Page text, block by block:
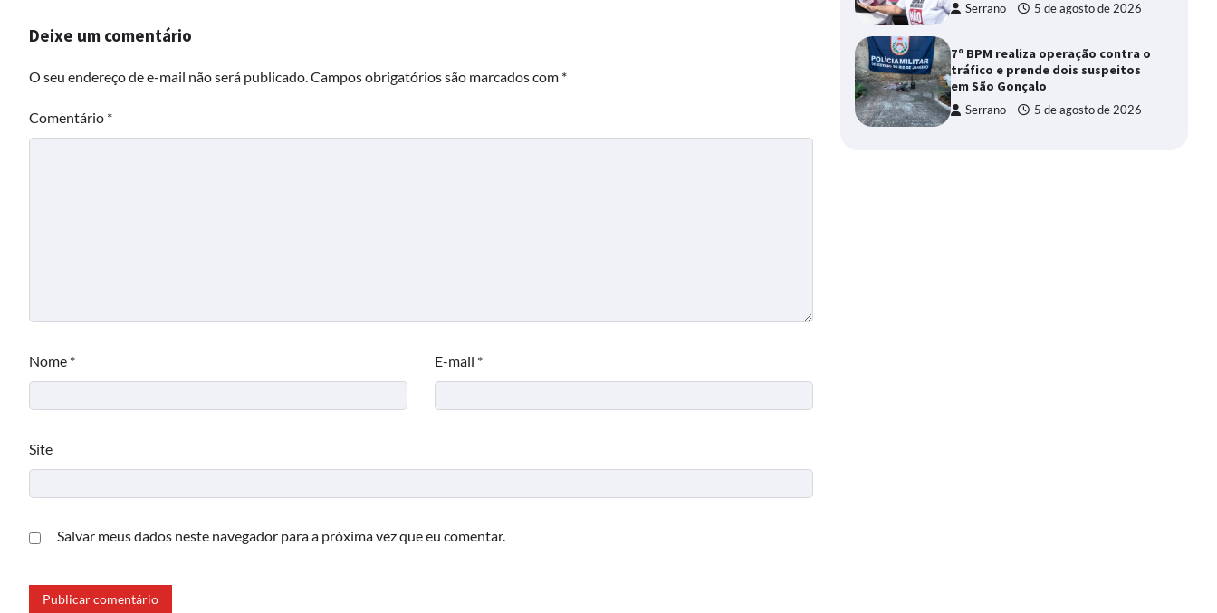
Deixe um comentário
O seu endereço de e-mail não será publicado. Campos obrigatórios são marcados com *
Comentário *
Nome * E-mail *
Site
Salvar meus dados neste navegador para a próxima vez que eu comentar.
Serrano 5 de agosto de 2026
7º BPM realiza operação contra o
tráfico e prende dois suspeitos
em São Gonçalo
Serrano 5 de agosto de 2026